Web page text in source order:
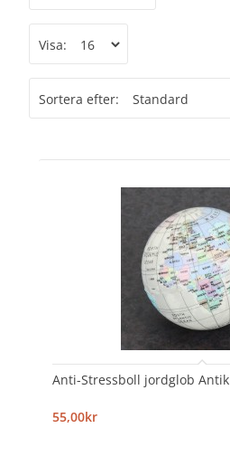
Visa:
Sortera efter:
Anti-Stressboll jordglob Antik
55,00kr